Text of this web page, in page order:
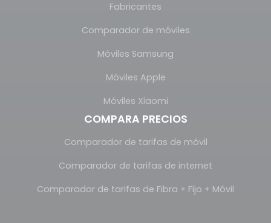
Fabricantes
Comparador de móviles
Móviles Samsung
Móviles Apple
Móviles Xiaomi
COMPARA PRECIOS
Comparador de tarifas de móvil
Comparador de tarifas de internet
Comparador de tarifas de Fibra + Fijo + Móvil